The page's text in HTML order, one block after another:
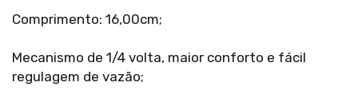
Comprimento: 16,00cm;
Mecanismo de 1/4 volta, maior conforto e fácil
regulagem de vazão;